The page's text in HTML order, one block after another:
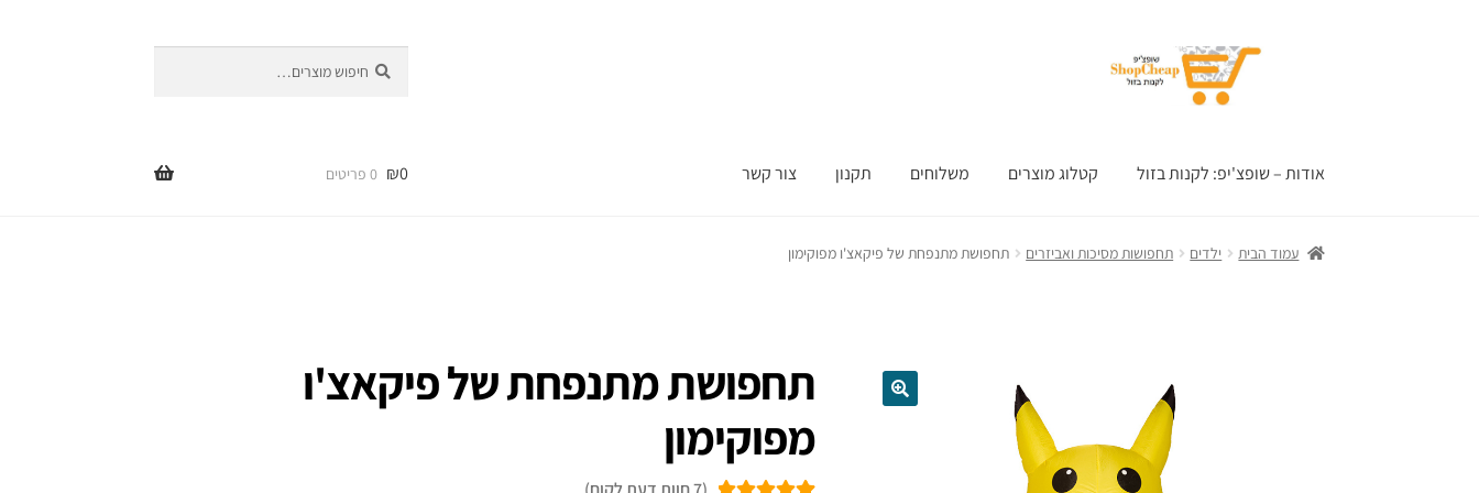
עבור:
אודות – שופצ'יפ: לקנות בזול קטלוג מוצרים משלוחים תקנון צור קשר ₪0 0 פריטים
עמוד הבית ילדים תחפושות מסיכות ואביזרים תחפושת מתנפחת של פיקאצ'ו מפוקימון
תחפושת מתנפחת של פיקאצ'ו
מפוקימון